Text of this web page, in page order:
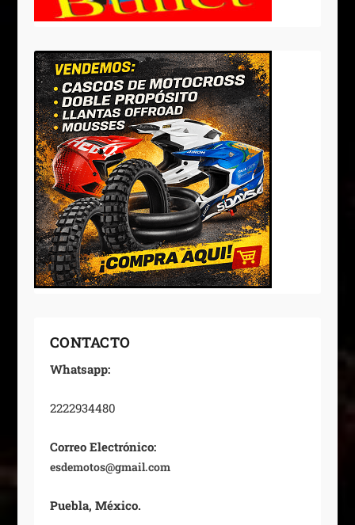
CONTACTO
Whatsapp:
2222934480
Correo Electrónico:
esdemotos@gmail.com
Puebla, México.